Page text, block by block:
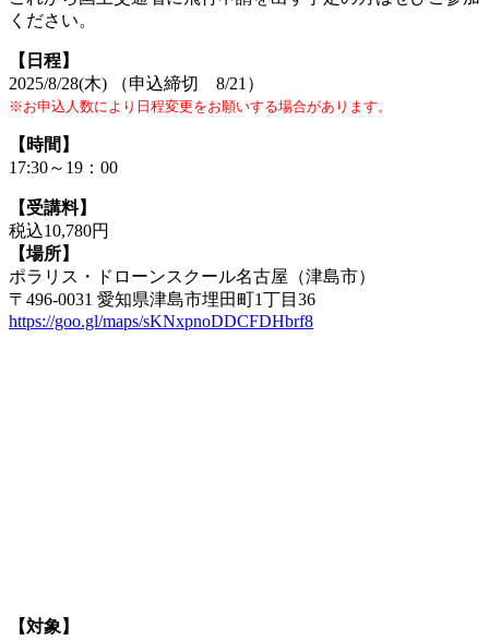
ください。
【日程】
2025/8/28(木) （申込締切 8/21）
※お申込人数により日程変更をお願いする場合があります。
【時間】
17:30～19：00
【受講料】
税込10,780円
【場所】
ポラリス・ドローンスクール名古屋（津島市）
〒496-0031 愛知県津島市埋田町1丁目36
https://goo.gl/maps/sKNxpnoDDCFDHbrf8
【対象】